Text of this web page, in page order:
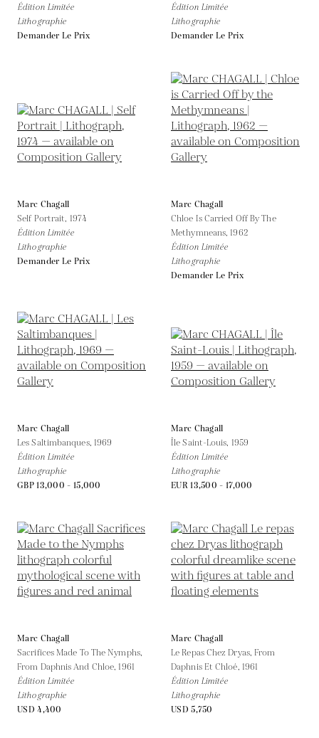
Édition Limitée
Lithographie
Demander Le Prix
Édition Limitée
Lithographie
Demander Le Prix
Marc Chagall
Self Portrait, 1974
Édition Limitée
Lithographie
Demander Le Prix
Marc Chagall
Chloe Is Carried Off By The
Methymneans,1962
Édition Limitée
Lithographie
Demander Le Prix
Marc Chagall
Les Saltimbanques, 1969
Édition Limitée
Lithographie
GBP 13,000 - 15,000
Marc Chagall
Île Saint-Louis, 1959
Édition Limitée
Lithographie
EUR 13,500 - 17,000
Marc Chagall
Sacrifices Made To The Nymphs,
From Daphnis And Chloe,1961
Édition Limitée
Lithographie
USD 4,400
Marc Chagall
Le Repas Chez Dryas, From
Daphnis Et Chloé, 1961
Édition Limitée
Lithographie
USD 5,750